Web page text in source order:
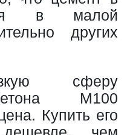
в малой
других
сферу
М100
Купить его